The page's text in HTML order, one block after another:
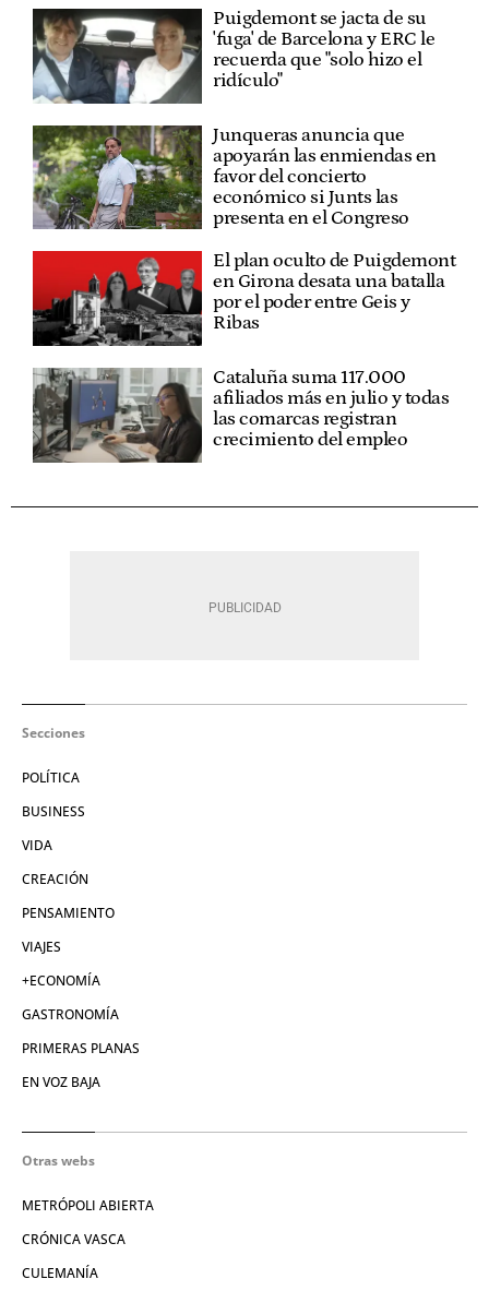
Puigdemont se jacta de su
'fuga' de Barcelona y ERC le
recuerda que "solo hizo el
ridículo"
Junqueras anuncia que
apoyarán las enmiendas en
favor del concierto
económico si Junts las
presenta en el Congreso
El plan oculto de Puigdemont
en Girona desata una batalla
por el poder entre Geis y
Ribas
Cataluña suma 117.000
afiliados más en julio y todas
las comarcas registran
crecimiento del empleo
Secciones
POLÍTICA
BUSINESS
VIDA
CREACIÓN
PENSAMIENTO
VIAJES
+ECONOMÍA
GASTRONOMÍA
PRIMERAS PLANAS
EN VOZ BAJA
Otras webs
METRÓPOLI ABIERTA
CRÓNICA VASCA
CULEMANÍA